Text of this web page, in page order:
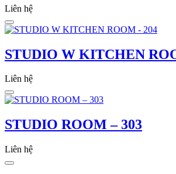
Liên hệ
STUDIO W KITCHEN
Liên hệ
STUDIO ROOM – 303
Liên hệ